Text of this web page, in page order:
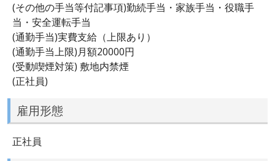
(その他の手当等付記事項)勤続手当・家族手当・役職手
当・安全運転手当
(通勤手当)実費支給（上限あり）
(通勤手当上限)月額20000円
(受動喫煙対策) 敷地内禁煙
(正社員)
雇用形態
正社員